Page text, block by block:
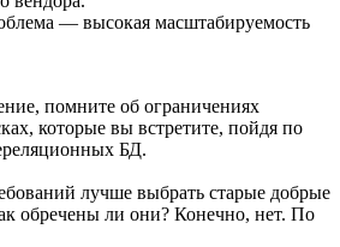
— высокая масштабируемость
помните об ограничениях
которые вы встретите, пойдя по
БД.
лучше выбрать старые добрые
обречены ли они? Конечно, нет. По